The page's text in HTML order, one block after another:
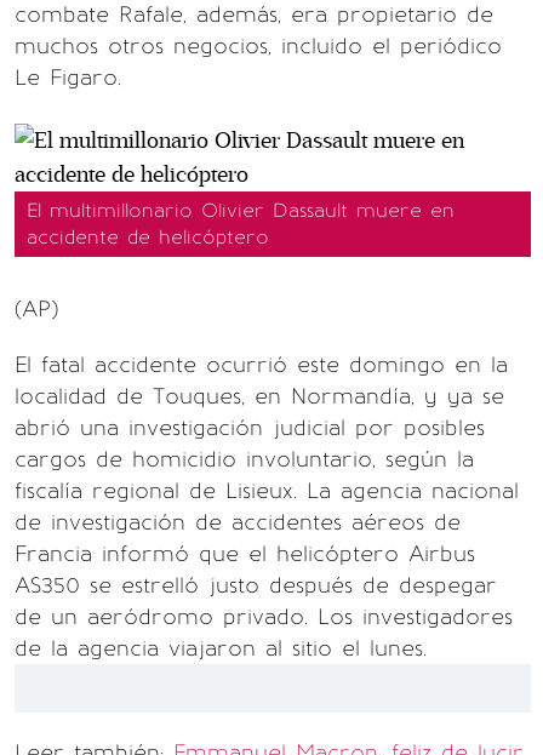
combate Rafale, además, era propietario de
muchos otros negocios, incluido el periódico
Le Figaro.
El multimillonario Olivier Dassault muere en
accidente de helicóptero
(AP)
El fatal accidente ocurrió este domingo en la
localidad de Touques, en Normandía, y ya se
abrió una investigación judicial por posibles
cargos de homicidio involuntario, según la
fiscalía regional de Lisieux. La agencia nacional
de investigación de accidentes aéreos de
Francia informó que el helicóptero Airbus
AS350 se estrelló justo después de despegar
de un aeródromo privado. Los investigadores
de la agencia viajaron al sitio el lunes.